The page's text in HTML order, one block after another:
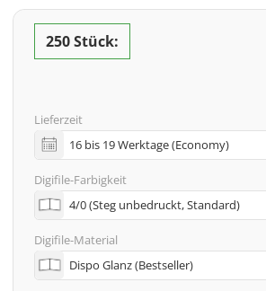
250 Stück:
Lieferzeit
Digifile-Farbigkeit
Digifile-Material